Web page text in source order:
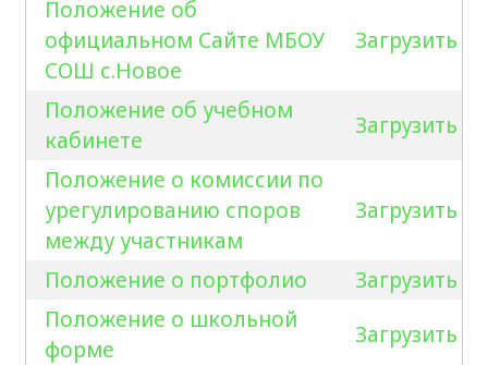
Положение об
официальном Сайте МБОУ
СОШ с.Новое
Загрузить
Положение об учебном
кабинете
Загрузить
Положение о комиссии по
урегулированию споров
между участникам
Загрузить
Положение о портфолио
Загрузить
Положение о школьной
форме
Загрузить